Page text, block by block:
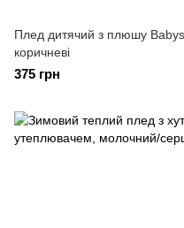
Плед дитячий з плюшу
коричневі
375 грн